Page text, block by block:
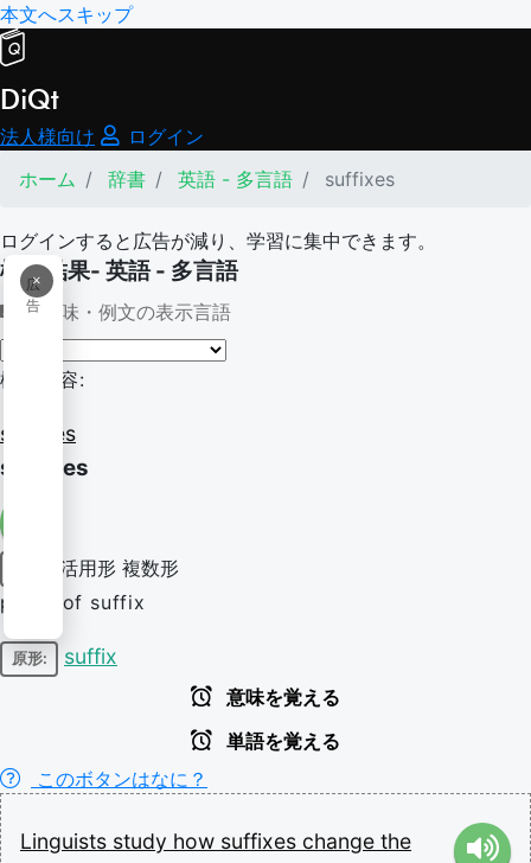
本文へスキップ
DiQt
法人様向け
ログイン
ホーム
辞書 英語 - 多言語 suffixes
ログインすると広告が減り、学習に集中できます。
×
広
告
検索結果- 英語 - 多言語
意味・例文の表示言語
検索内容:
suffixes
suffixes
活用形 複数形
plural of suffix
原形: suffix
意味を覚える
単語を覚える
このボタンはなに？
Linguists study how suffixes change the